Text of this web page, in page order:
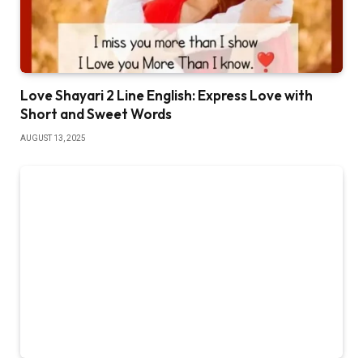
Love Shayari 2 Line English: Express Love with
Short and Sweet Words
AUGUST 13, 2025